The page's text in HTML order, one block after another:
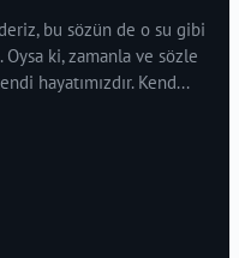
bu sözün de o su gibi
ki, zamanla ve sözle
hayatımızdır. Kend...